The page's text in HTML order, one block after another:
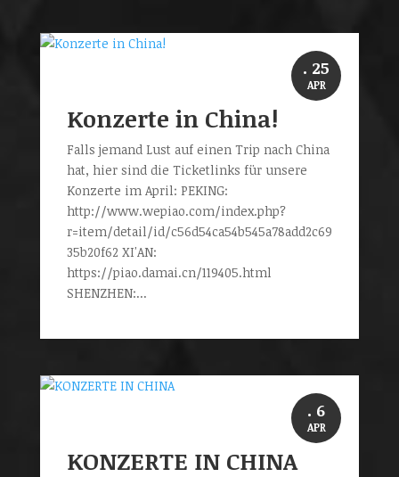
Konzerte in China!
Falls jemand Lust auf einen Trip nach China
hat, hier sind die Ticketlinks für unsere
Konzerte im April: PEKING:
http://www.wepiao.com/index.php?
r=item/detail/id/c56d54ca54b545a78add2c69
35b20f62 XI'AN:
https://piao.damai.cn/119405.html
SHENZHEN:...
. 25
APR
KONZERTE IN CHINA
. 6
APR